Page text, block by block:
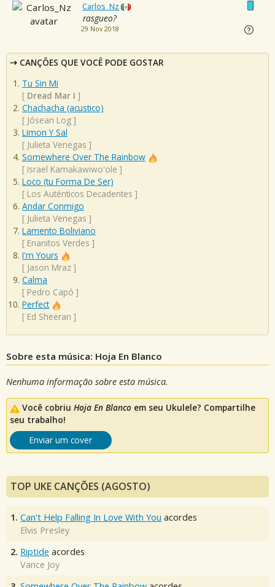
Carlos_Nz
rasgueo?
29 Nov 2018
CANÇÕES QUE VOCÊ PODE GOSTAR
Tu Sin Mi
[ Dread Mar I ]
Chachacha (acustico)
[ Jósean Log ]
Limon Y Sal
[ Julieta Venegas ]
Somewhere Over The Rainbow
[ Israel Kamakawiwo'ole ]
Loco (tu Forma De Ser)
[ Los Auténticos Decadentes ]
Andar Conmigo
[ Julieta Venegas ]
Lamento Boliviano
[ Enanitos Verdes ]
I'm Yours
[ Jason Mraz ]
Calma
[ Pedro Capó ]
Perfect
[ Ed Sheeran ]
Sobre esta música: Hoja En Blanco
Nenhuma informação sobre esta música.
Você cobriu Hoja En Blanco em seu Ukulele? Compartilhe
seu trabalho!
Enviar um cover
TOP UKE CANÇÕES (AGOSTO)
1. Can't Help Falling In Love With You acordes
Elvis Presley
2. Riptide acordes
Vance Joy